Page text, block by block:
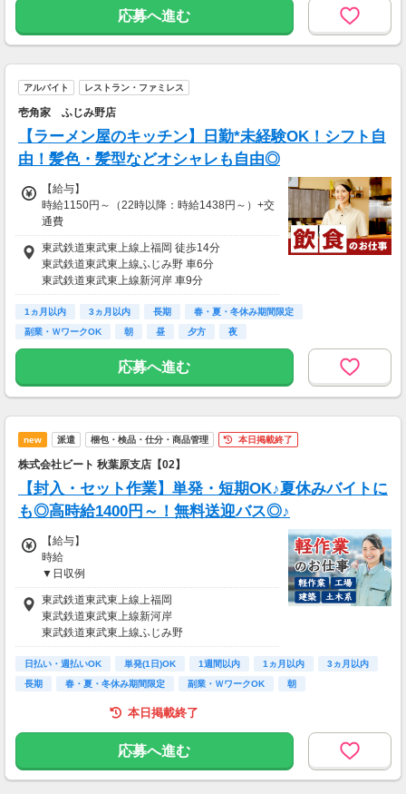
別途一部支給
応募へ進む
アルバイト レストラン・ファミレス
壱角家 ふじみ野店
【ラーメン屋のキッチン】日勤*未経験OK！シフト自
由！髪色・髪型などオシャレも自由◎
【給与】
時給1150円～（22時以降：時給1438円～）+交
通費
【給与支払】
月1回
別途一部支給
※規定支給
東武鉄道東武東上線上福岡 徒歩14分
東武鉄道東武東上線ふじみ野 車6分
東武鉄道東武東上線新河岸 車9分
東武鉄道東武東上線鶴瀬 車16分
ＪＲ東日本川越線南古谷 車17分
1ヵ月以内 3ヵ月以内 長期
春・夏・冬休み期間限定
副業・ＷワークOK
朝 昼 夕方 夜
応募へ進む
new 派遣 梱包・検品・仕分・商品管理 本日掲載終了
株式会社ビート 秋葉原支店【02】
【封入・セット作業】単発・短期OK♪夏休みバイトに
も◎高時給1400円～！無料送迎バス◎♪
【給与】
時給
▼日収例
----------------------------------------
★日収1.1万円以上稼げる！
(時給1400円×1日8h＝1万1200円)
----------------------------------------
登録制なので、自分のペースで勤務可能です！
稼ぎたい方は沢山お仕事ご紹介出来ますので、
高時給で効率よく稼ぎたい方必見です！
▼ビートで働くポイント！
◎好きな時に好きな時間だけ働ける！
◎最短、登録の翌日からすぐにお仕事スタート
東武鉄道東武東上線上福岡
東武鉄道東武東上線新河岸
東武鉄道東武東上線ふじみ野
ＪＲ東日本川越線南古谷
東武鉄道東武東上線鶴瀬
日払い・週払いOK 単発(1日)OK 1週間以内 1ヵ月以内
3ヵ月以内
長期
春・夏・冬休み期間限定 副業・ＷワークOK 朝
本日掲載終了
応募へ進む